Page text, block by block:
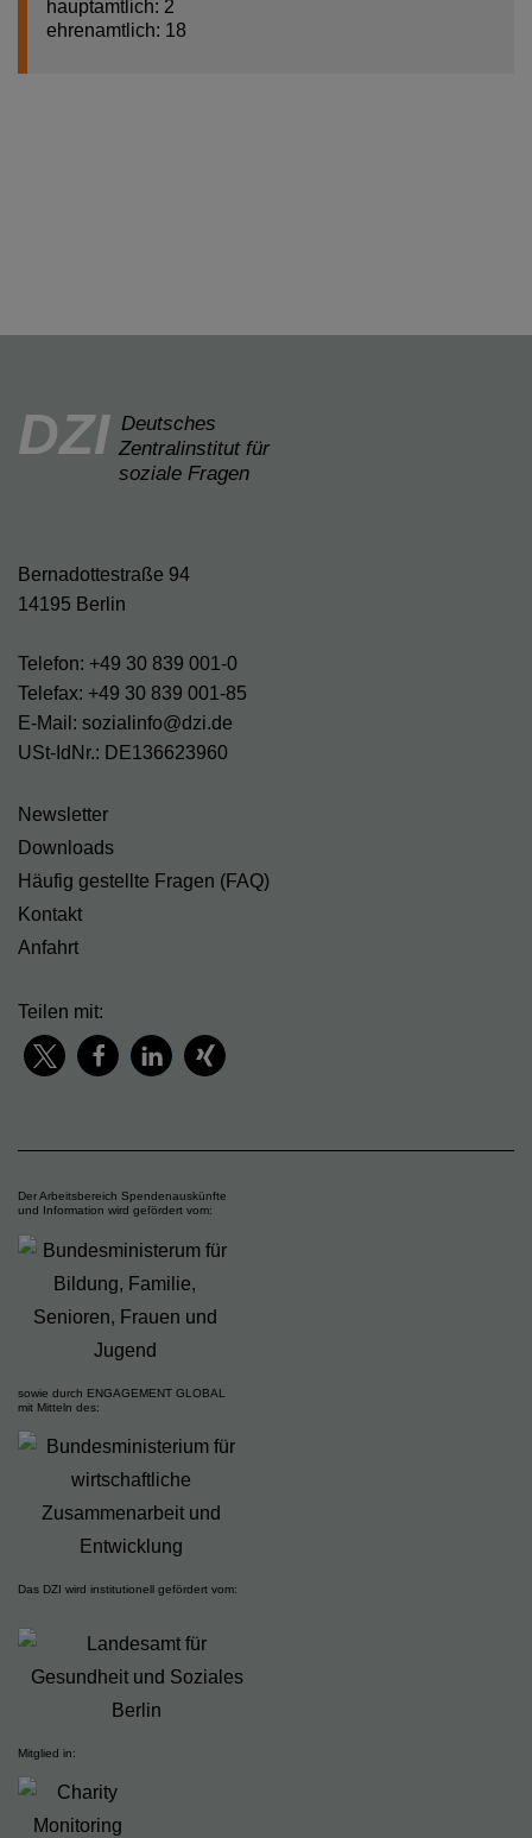
hauptamtlich: 2
ehrenamtlich: 18
DZI Deutsches
Zentralinstitut für
soziale Fragen
Bernadottestraße 94
14195 Berlin
Telefon: +49 30 839 001-0
Telefax: +49 30 839 001-85
E-Mail: sozialinfo@dzi.de
USt-IdNr.: DE136623960
Newsletter
Downloads
Häufig gestellte Fragen (FAQ)
Kontakt
Anfahrt
Teilen mit:
Der Arbeitsbereich Spendenauskünfte
und Information wird gefördert vom:
sowie durch ENGAGEMENT GLOBAL
mit Mitteln des:
Das DZI wird institutionell gefördert vom:
Mitglied in: